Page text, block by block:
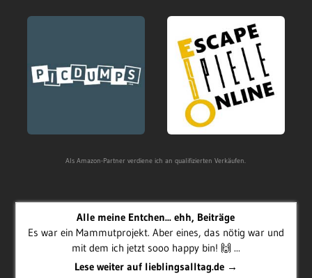
Als Amazon-Partner verdiene ich an qualifizierten Verkäufen.
Alle meine Entchen... ehh, Beiträge
Es war ein Mammutprojekt. Aber eines, das nötig war und
mit dem ich jetzt sooo happy bin! 🙌 ...
Lese weiter auf lieblingsalltag.de →